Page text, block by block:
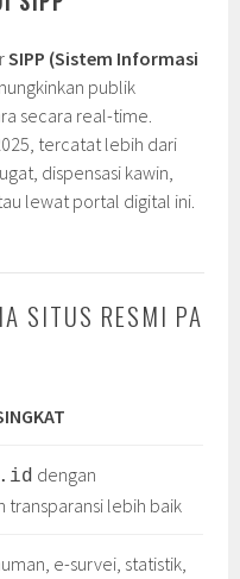
SIPP (Sistem Informasi
publik
secara real-time.
tercatat lebih dari
dispensasi kawin,
lewat portal digital ini.
SITUS RESMI PA
dengan
transparansi lebih baik
e-survei, statistik,